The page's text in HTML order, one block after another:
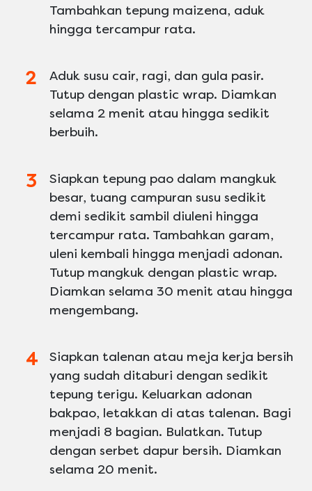
Tambahkan tepung maizena, aduk
hingga tercampur rata.
Aduk susu cair, ragi, dan gula pasir.
Tutup dengan plastic wrap. Diamkan
selama 2 menit atau hingga sedikit
berbuih.
Siapkan tepung pao dalam mangkuk
besar, tuang campuran susu sedikit
demi sedikit sambil diuleni hingga
tercampur rata. Tambahkan garam,
uleni kembali hingga menjadi adonan.
Tutup mangkuk dengan plastic wrap.
Diamkan selama 30 menit atau hingga
mengembang.
Siapkan talenan atau meja kerja bersih
yang sudah ditaburi dengan sedikit
tepung terigu. Keluarkan adonan
bakpao, letakkan di atas talenan. Bagi
menjadi 8 bagian. Bulatkan. Tutup
dengan serbet dapur bersih. Diamkan
selama 20 menit.